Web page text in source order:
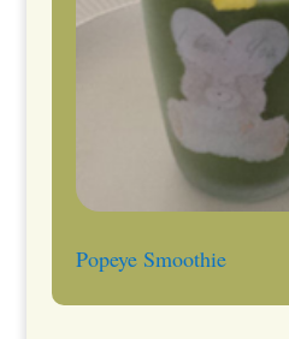
Popeye Smoothie